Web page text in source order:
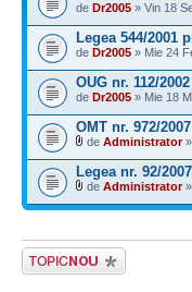
de Dr2005 » Vin 18
Legea 544/
de Dr2005 » Mie 24
OUG nr. 112/
de Dr2005 » Mie 18
OMT nr. 972/
de Administrator»
Legea nr. 92/
de Administrator»
Scrie un subiect
nou